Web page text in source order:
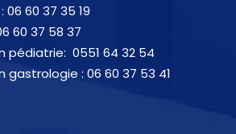
06 60 37 35 19
60 37 58 37
pédiatrie: 0551 64 32 54
gastrologie : 06 60 37 53 41